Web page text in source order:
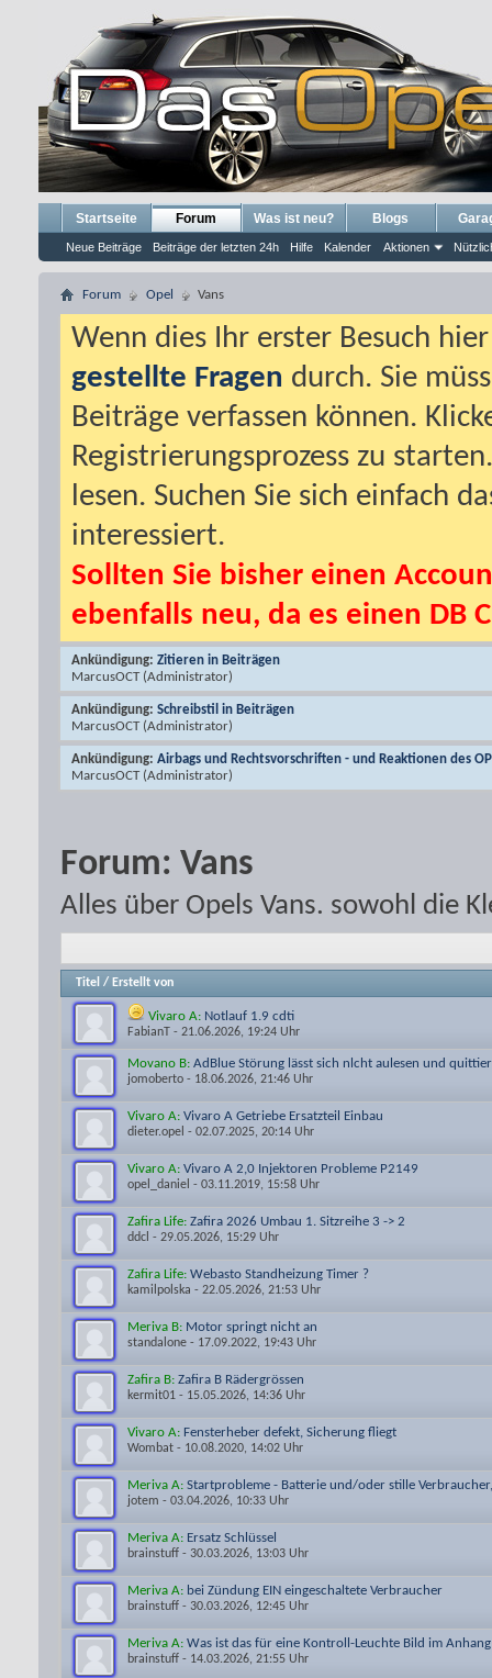
Startseite Forum
Neue Beiträge Beiträge der letzten 24h Hilfe Kalender Aktionen
Was ist neu? Blogs
Forum Opel Vans
Wenn dies Ihr erster Besuch
gestellte Fragen durch. Sie
Beiträge verfassen können.
Registrierungsprozess zu
lesen. Suchen Sie sich einfach
interessiert.
Sollten Sie bisher einen
ebenfalls neu, da es einen DB
Ankündigung: Zitieren in Beiträgen
MarcusOCT (Administrator)
Ankündigung: Schreibstil in Beiträgen
MarcusOCT (Administrator)
Ankündigung: Airbags und Rechtsvorschriften - und Reaktionen des
MarcusOCT (Administrator)
Forum: Vans
Alles über Opels Vans. sowohl die
Titel / Erstellt von
Vivaro A: Notlauf 1.9 cdti
FabianT - 21.06.2026, 19:24 Uhr
Movano B: AdBlue Störung lässt sich nlcht aulesen und
jomoberto - 18.06.2026, 21:46 Uhr
Vivaro A: Vivaro A Getriebe Ersatzteil Einbau
dieter.opel - 02.07.2025, 20:14 Uhr
Vivaro A: Vivaro A 2,0 Injektoren Probleme P2149
opel_daniel - 03.11.2019, 15:58 Uhr
Zafira Life: Zafira 2026 Umbau 1. Sitzreihe 3 -> 2
ddcl - 29.05.2026, 15:29 Uhr
Zafira Life: Webasto Standheizung Timer ?
kamilpolska - 22.05.2026, 21:53 Uhr
Meriva B: Motor springt nicht an
standalone - 17.09.2022, 19:43 Uhr
Zafira B: Zafira B Rädergrössen
kermit01 - 15.05.2026, 14:36 Uhr
Vivaro A: Fensterheber defekt, Sicherung fliegt
Wombat - 10.08.2020, 14:02 Uhr
Meriva A: Startprobleme - Batterie und/oder stille
jotem - 03.04.2026, 10:33 Uhr
Meriva A: Ersatz Schlüssel
brainstuff - 30.03.2026, 13:03 Uhr
Meriva A: bei Zündung EIN eingeschaltete Verbraucher
brainstuff - 30.03.2026, 12:45 Uhr
Meriva A: Was ist das für eine Kontroll-Leuchte Bild im Anhang
brainstuff - 14.03.2026, 21:55 Uhr